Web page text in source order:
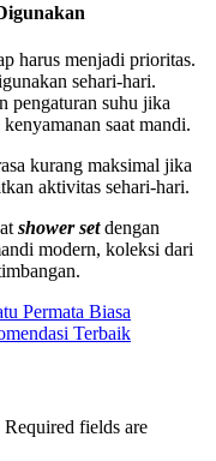
harus menjadi prioritas.
sehari-hari.
pengaturan suhu jika
saat mandi.
kurang maksimal jika
aktivitas sehari-hari.
shower setdengan
modern, koleksi dari
Permata Biasa
Terbaik
Required fields are